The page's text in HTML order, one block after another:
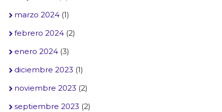
marzo 2024(1)
febrero 2024(2)
enero 2024(3)
diciembre 2023 (1)
noviembre 2023 (2)
septiembre 2023 (2)